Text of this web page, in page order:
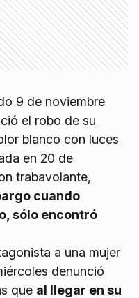
9 de noviembre
el robo de su
blanco con luces
en 20 de
trabavolante,
cuando
sólo encontró
a una mujer
denunció
que al llegar en su